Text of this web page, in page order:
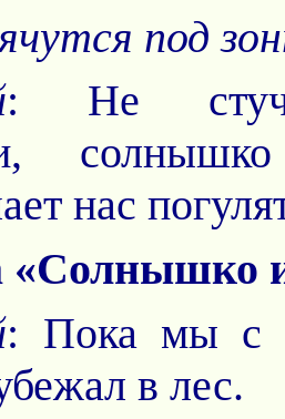
под
: Не
нас
«Солнышко
: Пока мы с
в лес.